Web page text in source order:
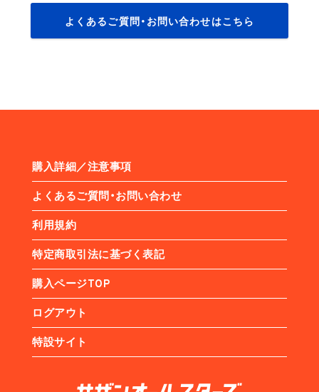
よくあるご質問・お問い合わせはこちら
購入詳細／注意事項
よくあるご質問・お問い合わせ
利用規約
特定商取引法に基づく表記
購入ページTOP
ログアウト
特設サイト